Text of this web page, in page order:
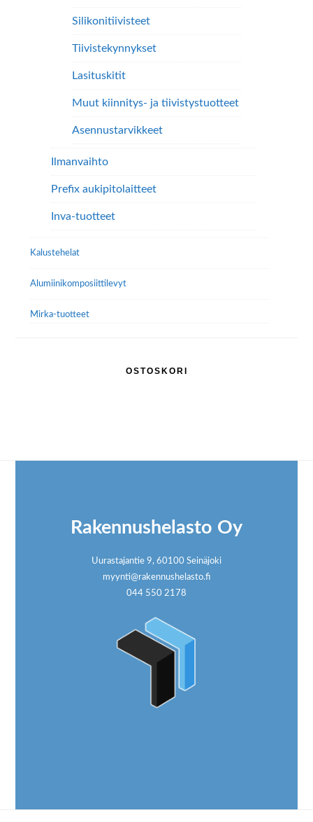
Silikonitiivisteet
Tiivistekynnykset
Lasituskitit
Muut kiinnitys- ja tiivistystuotteet
Asennustarvikkeet
Ilmanvaihto
Prefix aukipitolaitteet
Inva-tuotteet
Kalustehelat
Alumiini­komposiitti­levyt
Mirka-tuotteet
OSTOSKORI
Rakennushelasto Oy
Uurastajantie 9, 60100 Seinäjoki
myynti@rakennushelasto.fi
044 550 2178